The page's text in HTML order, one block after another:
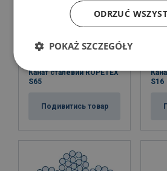
Канат сталевий ROPETEX
S65
Подивитись товар
S16
ODRZUĆ
POKAŻ SZCZEGÓŁY